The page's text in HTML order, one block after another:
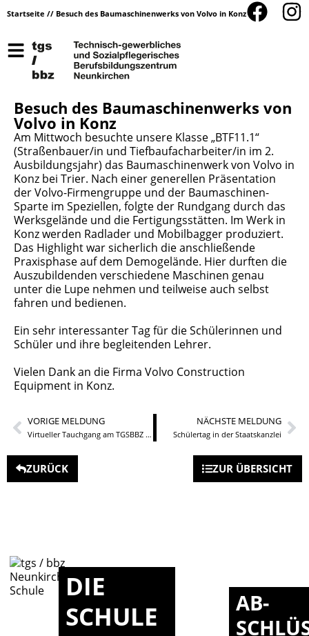
Startseite // Besuch des Baumaschinenwerks von Volvo in Konz
Besuch des Baumaschinenwerks von
Volvo in Konz
Am Mittwoch besuchte unsere Klasse „BTF11.1“
(Straßenbauer/in und Tiefbaufacharbeiter/in im 2.
Ausbildungsjahr) das Baumaschinenwerk von Volvo in
Konz bei Trier. Nach einer generellen Präsentation
der Volvo-Firmengruppe und der Baumaschinen-
Sparte im Speziellen, folgte der Rundgang durch das
Werksgelände und die Fertigungsstätten. Im Werk in
Konz werden Radlader und Mobilbagger produziert.
Das Highlight war sicherlich die anschließende
Praxisphase auf dem Demogelände. Hier durften die
Auszubildenden verschiedene Maschinen genau
unter die Lupe nehmen und teilweise auch selbst
fahren und bedienen.
Ein sehr interessanter Tag für die Schülerinnen und
Schüler und ihre begleitenden Lehrer.
Vielen Dank an die Firma Volvo Construction
Equipment in Konz.
VORIGE MELDUNG
Virtueller Tauchgang am TGSBBZ Neunkirchen
NÄCHSTE MELDUNG
Schülertag in der Staatskanzlei
ZURÜCK ZUR ÜBERSICHT
DIE
SCHULE
AB-